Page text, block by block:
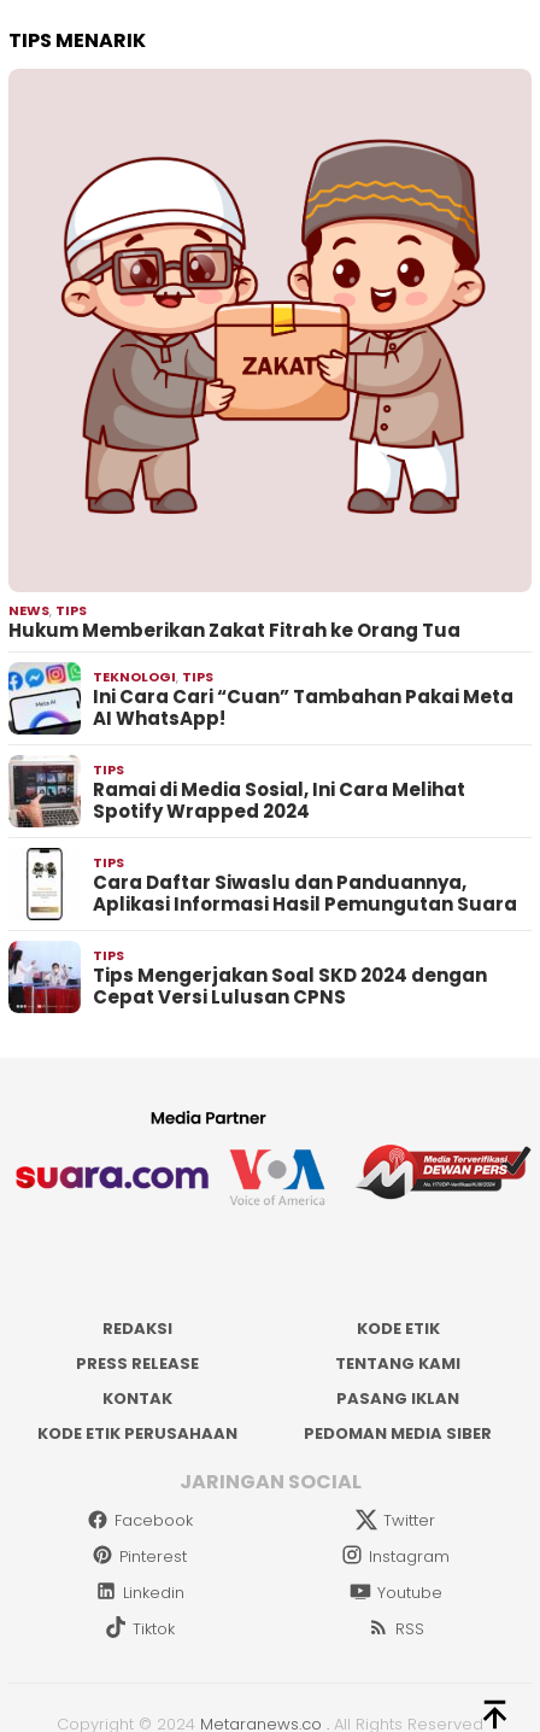
TIPS MENARIK
NEWS, TIPS
Hukum Memberikan Zakat Fitrah ke Orang Tua
TEKNOLOGI, TIPS
Ini Cara Cari “Cuan” Tambahan Pakai Meta
AI WhatsApp!
TIPS
Ramai di Media Sosial, Ini Cara Melihat
Spotify Wrapped 2024
TIPS
Cara Daftar Siwaslu dan Panduannya,
Aplikasi Informasi Hasil Pemungutan Suara
TIPS
Tips Mengerjakan Soal SKD 2024 dengan
Cepat Versi Lulusan CPNS
REDAKSI
KODE ETIK
PRESS RELEASE
TENTANG KAMI
KONTAK
PASANG IKLAN
KODE ETIK PERUSAHAAN
PEDOMAN MEDIA SIBER
JARINGAN SOCIAL
Facebook
Twitter
Pinterest
Instagram
Linkedin
Youtube
Tiktok
RSS
Copyright © 2024 Metaranews.co . All Rights Reserved